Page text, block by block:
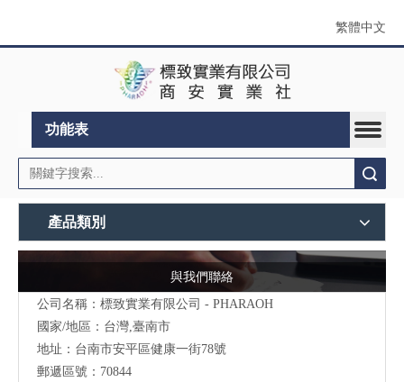
繁體中文
功能表
產品類別
與我們聯絡
公司名稱：標致實業有限公司 - PHARAOH
國家/地區：台灣,臺南市
地址：台南市安平區健康一街78號
郵遞區號：70844